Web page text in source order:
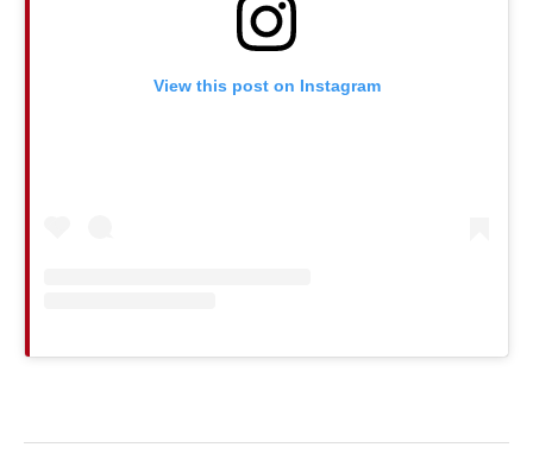
View this post on Instagram